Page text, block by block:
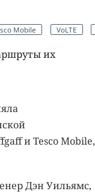
Mobile VoLTE
их
и Tesco Mobile,
Дэн Уильямс,